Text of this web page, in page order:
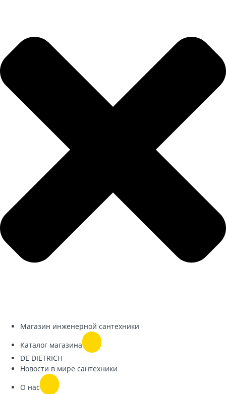
Магазин инженерной сантехники
Каталог магазина
DE DIETRICH
Новости в мире сантехники
О нас